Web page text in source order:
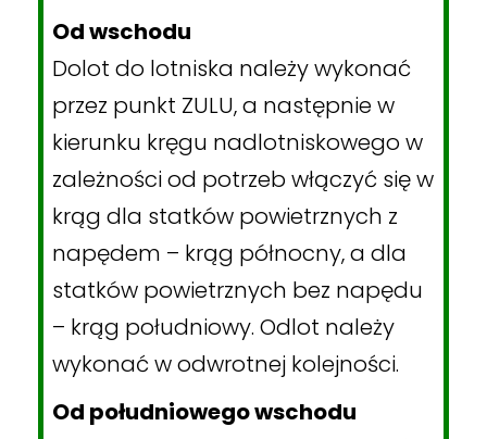
Od wschodu
Dolot do lotniska należy wykonać
przez punkt ZULU, a następnie w
kierunku kręgu nadlotniskowego w
zależności od potrzeb włączyć się w
krąg dla statków powietrznych z
napędem – krąg północny, a dla
statków powietrznych bez napędu
– krąg południowy. Odlot należy
wykonać w odwrotnej kolejności.
Od południowego wschodu